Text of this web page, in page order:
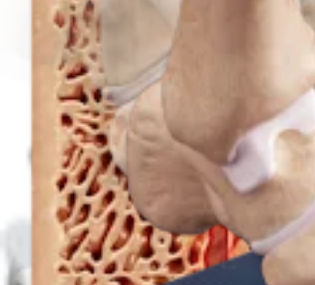
Set, Doppelkompressionsplatten
Verwandte Seiten